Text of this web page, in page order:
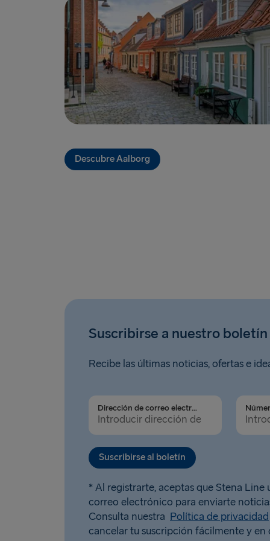
Descubre Aalborg
Suscribirse a nuestro
Recibe las últimas noticias, ofertas e
Dirección de correo electrónico
Suscribirse al boletín
* Al registrarte, aceptas que Stena
correo electrónico para enviarte
Consulta nuestra Política de privacidad
cancelar tu suscripción fácilmente y